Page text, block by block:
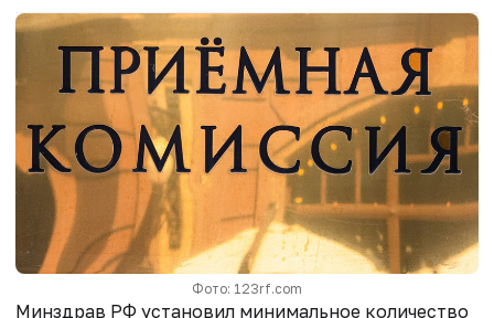
Фото: 123rf.com
Минздрав РФ установил минимальное количество